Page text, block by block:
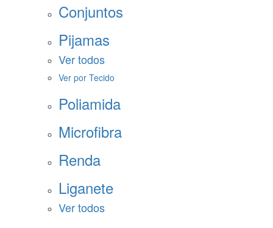
Conjuntos
Pijamas
Ver todos
Ver por Tecido
Poliamida
Microfibra
Renda
Liganete
Ver todos